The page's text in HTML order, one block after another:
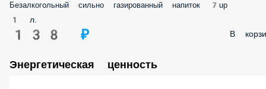
Безалкогольный сильно газированный напиток 7up
1 л.
138 ₽ В
Энергетическая ценность